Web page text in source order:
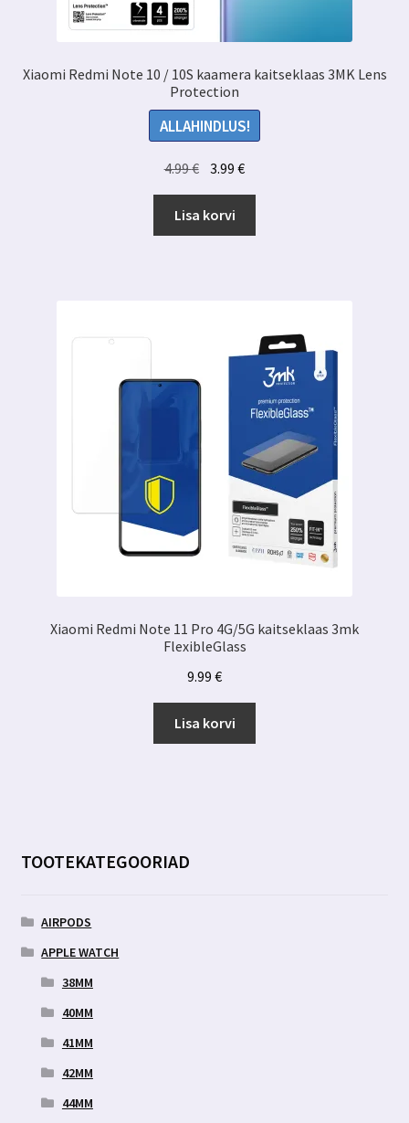
Xiaomi Redmi Note 10 / 10S kaamera kaitseklaas 3MK Lens
Protection
ALLAHINDLUS!
4.99€ Algne
hind
oli:
4.99 €.
3.99€Praegune
hind
3.99 €.
Lisa korvi
Xiaomi Redmi Note 11 Pro 4G/5G kaitseklaas 3mk
FlexibleGlass
9.99 €
Lisa korvi
TOOTEKATEGOORIAD
AIRPODS
APPLE WATCH
38MM
40MM
41MM
42MM
44MM